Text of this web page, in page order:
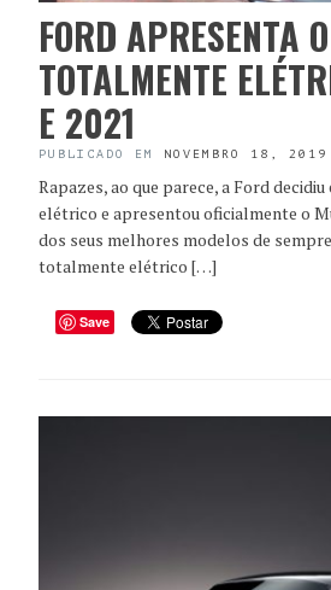
FORD APRESENTA
TOTALMENTE
E 2021
PUBLICADO EM NOVEMBRO 18, 2019
Rapazes, ao que parece, a Ford
elétrico e apresentou oficialmente o
dos seus melhores modelos de
totalmente elétrico […]
Save